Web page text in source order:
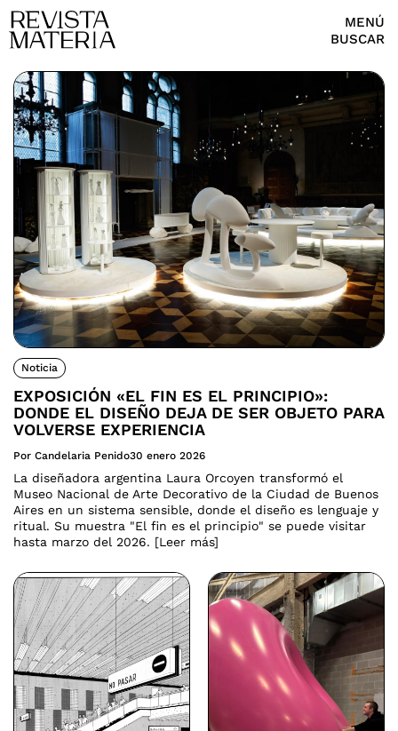
MENÚ
BUSCAR
Noticia
EXPOSICIÓN «EL FIN ES EL PRINCIPIO»:
DONDE EL DISEÑO DEJA DE SER OBJETO PARA
VOLVERSE EXPERIENCIA
Por Candelaria Penido30 enero 2026
La diseñadora argentina Laura Orcoyen transformó el
Museo Nacional de Arte Decorativo de la Ciudad de Buenos
Aires en un sistema sensible, donde el diseño es lenguaje y
ritual. Su muestra "El fin es el principio" se puede visitar
hasta marzo del 2026. [Leer más]